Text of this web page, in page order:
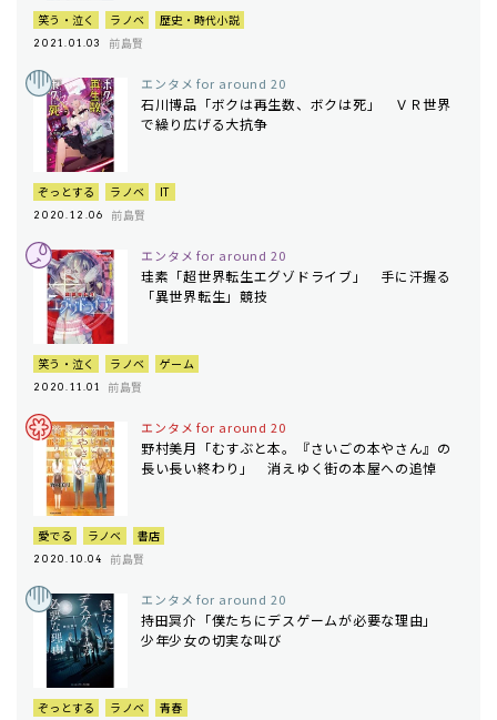
笑う・泣く ラノベ 歴史・時代小説
2021.01.03 前島賢
エンタメ for around 20
石川博品「ボクは再生数、ボクは死」 ＶＲ世界
で繰り広げる大抗争
ぞっとする ラノベ IT
2020.12.06 前島賢
エンタメ for around 20
珪素「超世界転生エグゾドライブ」 手に汗握る
「異世界転生」競技
笑う・泣く ラノベ ゲーム
2020.11.01 前島賢
エンタメ for around 20
野村美月「むすぶと本。『さいごの本やさん』の
長い長い終わり」 消えゆく街の本屋への追悼
愛でる ラノベ 書店
2020.10.04 前島賢
エンタメ for around 20
持田冥介「僕たちにデスゲームが必要な理由」
少年少女の切実な叫び
ぞっとする ラノベ 青春